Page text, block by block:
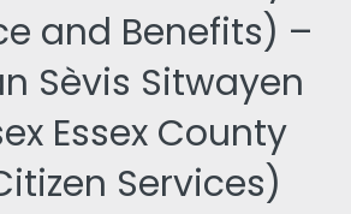
and Benefits) –
Sèvis Sitwayen
Essex County
Services)